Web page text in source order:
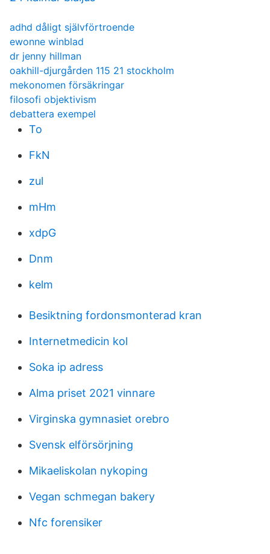
adhd dåligt självförtroende
ewonne winblad
dr jenny hillman
oakhill-djurgården 115 21 stockholm
mekonomen försäkringar
filosofi objektivism
debattera exempel
To
FkN
zul
mHm
xdpG
Dnm
kelm
Besiktning fordonsmonterad kran
Internetmedicin kol
Soka ip adress
Alma priset 2021 vinnare
Virginska gymnasiet orebro
Svensk elförsörjning
Mikaeliskolan nykoping
Vegan schmegan bakery
Nfc forensiker